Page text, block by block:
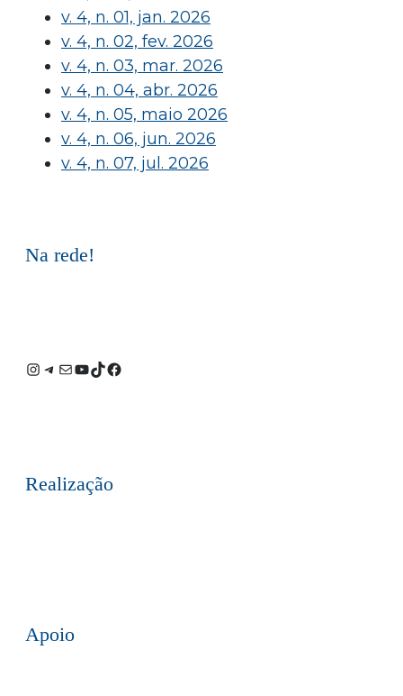
v. 4, n. 01, jan. 2026
v. 4, n. 02, fev. 2026
v. 4, n. 03, mar. 2026
v. 4, n. 04, abr. 2026
v. 4, n. 05, maio 2026
v. 4, n. 06, jun. 2026
v. 4, n. 07, jul. 2026
Na rede!
Instagram
Telegram
E-Youtube
TikTok
Facebook
Realização
Apoio